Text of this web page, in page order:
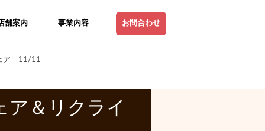
舗案内 事業内容 お問合わせ
ア 11/11
＆リクライ